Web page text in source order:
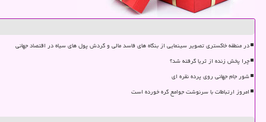
در منطقه خاکستری تصویر سینمایی از بنگاه های فاسد مالی و گردش پول های سیاه در اقتصاد جهانی
چرا پخش زنده از ثریا گرفته شد؟
شور جام جهانی روی پرده نقره ای
امروز ارتباطات با سرنوشت جوامع گره خورده است